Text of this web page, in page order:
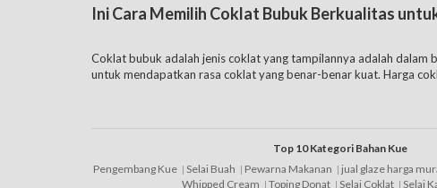
Ini Cara Memilih Coklat Bubuk Berkualitas
Coklat bubuk adalah jenis coklat yang tampilannya adalah
untuk mendapatkan rasa coklat yang benar-benar kuat. Harga
1. Perhatikan merk coklat bubuk tersebut, beberapa merk
Top 10 Kategori Bahan Kue
Pengembang Kue
Selai Buah Pewarna Makanan jual glaze harga
Whipped Cream
Toping Donat Selai Coklat Selai